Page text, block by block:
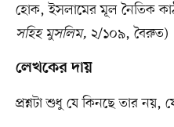
হোক, ইসলামের মূল নৈতিক
সহিহ মুসলিম, ২/১০৯, বৈরুত)
লেখকের দায়
প্রশ্নটা শুধু যে কিনছে তার নয়,